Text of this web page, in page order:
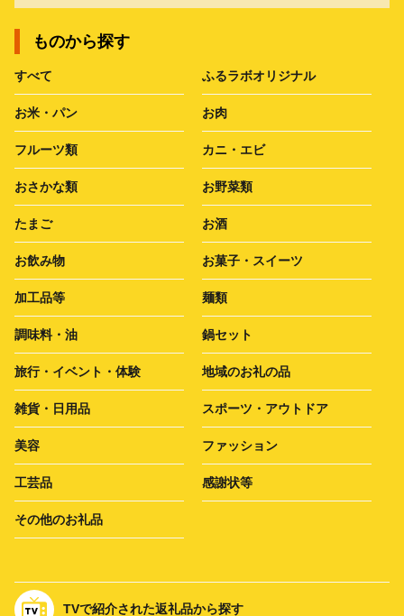
ものから探す
すべて ふるラボオリジナル
お米・パン お肉
フルーツ類 カニ・エビ
おさかな類 お野菜類
たまご お酒
お飲み物 お菓子・スイーツ
加工品等 麺類
調味料・油 鍋セット
旅行・イベント・体験 地域のお礼の品
雑貨・日用品 スポーツ・アウトドア
美容 ファッション
工芸品 感謝状等
その他のお礼品
TVで紹介された返礼品から探す